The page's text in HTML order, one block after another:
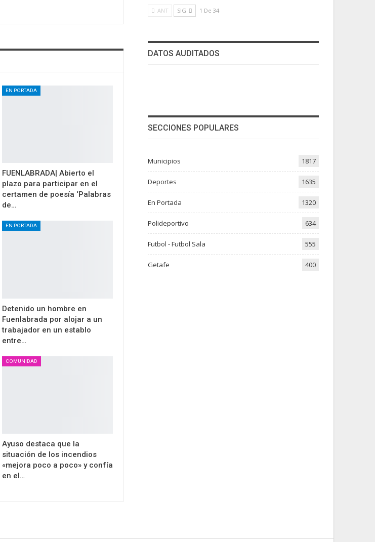
EN PORTADA
FUENLABRADA| Abierto el
plazo para participar en el
certamen de poesía ‘Palabras
de…
EN PORTADA
Detenido un hombre en
Fuenlabrada por alojar a un
trabajador en un establo
entre…
COMUNIDAD
Ayuso destaca que la
situación de los incendios
«mejora poco a poco» y confía
en el…
ANT SIG 1 De 34
DATOS AUDITADOS
SECCIONES POPULARES
Municipios 1817
Deportes 1635
En Portada 1320
Polideportivo 634
Futbol - Futbol Sala 555
Getafe 400